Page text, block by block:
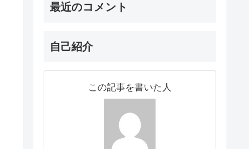
最近のコメント
自己紹介
この記事を書いた人